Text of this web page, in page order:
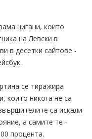
цигани, които
на Левски в
в десетки сайтове -
се тиражира
които никога не са
са искали
а самите те -
процента.